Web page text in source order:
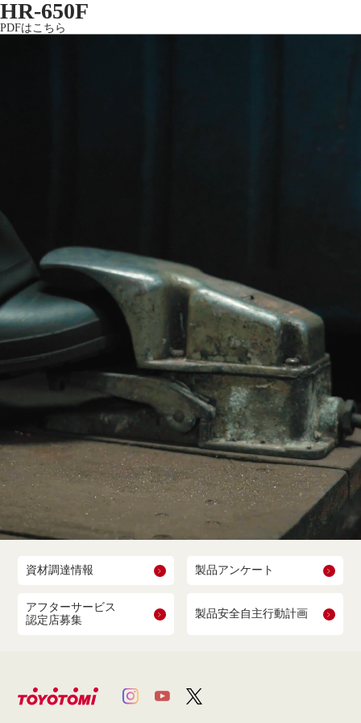
HR-650F
PDFはこちら
資材調達情報 製品アンケート
アフターサービス
認定店募集
製品安全自主行動計画